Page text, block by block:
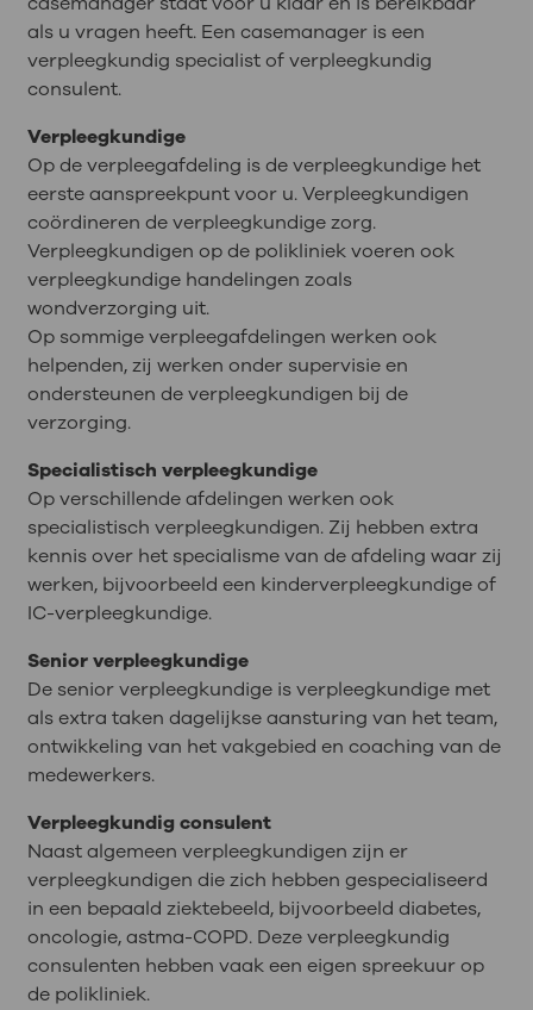
als u vragen heeft. Een casemanager is een
verpleegkundig specialist of verpleegkundig
consulent.
Verpleegkundige
Op de verpleegafdeling is de verpleegkundige het
eerste aanspreekpunt voor u. Verpleegkundigen
coördineren de verpleegkundige zorg.
Verpleegkundigen op de polikliniek voeren ook
verpleegkundige handelingen zoals
wondverzorging uit.
Op sommige verpleegafdelingen werken ook
helpenden, zij werken onder supervisie en
ondersteunen de verpleegkundigen bij de
verzorging.
Specialistisch verpleegkundige
Op verschillende afdelingen werken ook
specialistisch verpleegkundigen. Zij hebben extra
kennis over het specialisme van de afdeling waar zij
werken, bijvoorbeeld een kinderverpleegkundige of
IC-verpleegkundige.
Senior verpleegkundige
De senior verpleegkundige is verpleegkundige met
als extra taken dagelijkse aansturing van het team,
ontwikkeling van het vakgebied en coaching van de
medewerkers.
Verpleegkundig consulent
Naast algemeen verpleegkundigen zijn er
verpleegkundigen die zich hebben gespecialiseerd
in een bepaald ziektebeeld, bijvoorbeeld diabetes,
oncologie, astma-COPD. Deze verpleegkundig
consulenten hebben vaak een eigen spreekuur op
de polikliniek.